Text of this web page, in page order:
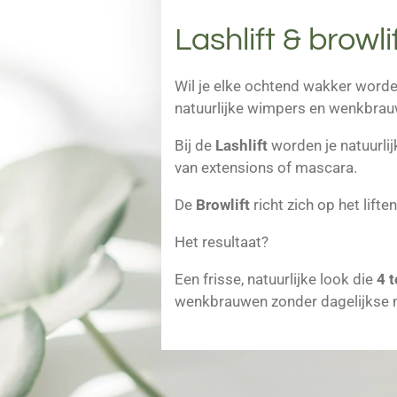
Lashlift &
Wil je elke ochtend wakker
natuurlijke wimpers en
Bij de Lashlift worden je
van extensions of mascara.
De Browlift richt zich op het
Het resultaat?
Een frisse, natuurlijke look die 4
wenkbrauwen zonder dagelijkse